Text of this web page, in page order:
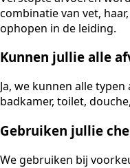
combinatie van vet,
ophopen in de leiding.
Kunnen jullie alle
Ja, we kunnen alle
badkamer, toilet,
Gebruiken jullie
We gebruiken bij